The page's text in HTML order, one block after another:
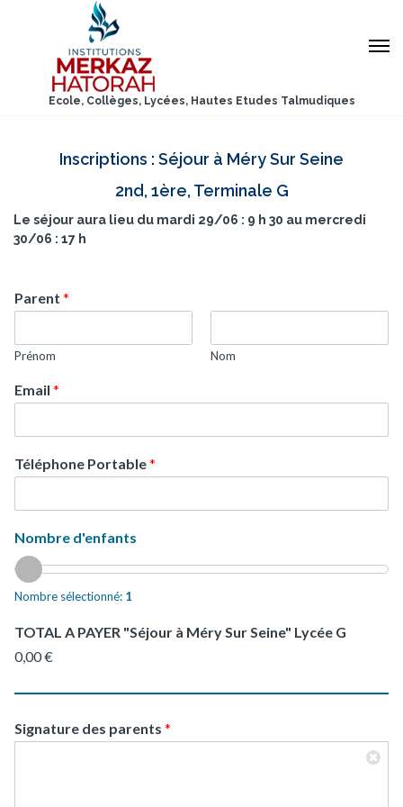
Ecole, Collèges, Lycées, Hautes Etudes Talmudiques
Inscriptions : Séjour à Méry Sur Seine
2nd, 1ère, Terminale G
Le séjour aura lieu du mardi 29/06 : 9 h 30 au mercredi
30/06 : 17 h
Parent *
Prénom Nom
Email *
Téléphone Portable*
Nombre d'enfants
Nombre sélectionné: 1
TOTAL A PAYER "Séjour à Méry Sur Seine" Lycée G
0,00 €
Signature des parents *